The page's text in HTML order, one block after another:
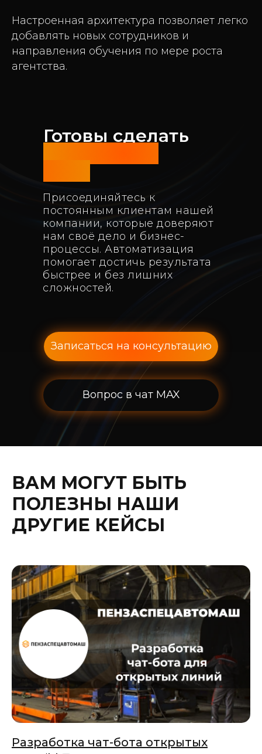
Настроенная архитектура позволяет легко
добавлять новых сотрудников и
направления обучения по мере роста
агентства.
Вопрос в чат MAX
Записаться на консультацию
Присоединяйтесь к
постоянным клиентам нашей
компании, которые доверяют
нам своё дело и бизнес-
процессы. Автоматизация
помогает достичь результата
быстрее и без лишних
сложностей.
Готовы сделать
ВАМ МОГУТ БЫТЬ
ПОЛЕЗНЫ НАШИ
ДРУГИЕ КЕЙСЫ
Разработка чат-бота открытых